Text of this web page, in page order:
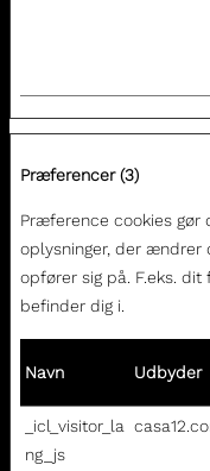
Præferencer (3)
Præference cookies gør
oplysninger, der ændrer
opfører sig på. F.eks.
befinder dig i.
Navn Udbyder
_icl_visitor_la
ng_js